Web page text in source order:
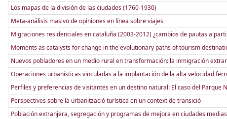
Los mapas de la división de las ciudades (1760-1930)
Meta-análisis masivo de opiniones en línea sobre viajes
Migraciones residenciales en cataluña (2003-2012) ¿cambios de pautas a
Moments as catalysts for change in the evolutionary paths of tourism
Nuevos pobladores en un medio rural en transformación: la inmigración
Operaciones urbanísticas vinculadas a la implantación de la alta velocidad
Perfiles y preferencias de visitantes en un destino natural: El caso del Parque
Perspectives sobre la urbanització turística en un context de transició
Población extranjera, segregación y programas de mejora en ciudades